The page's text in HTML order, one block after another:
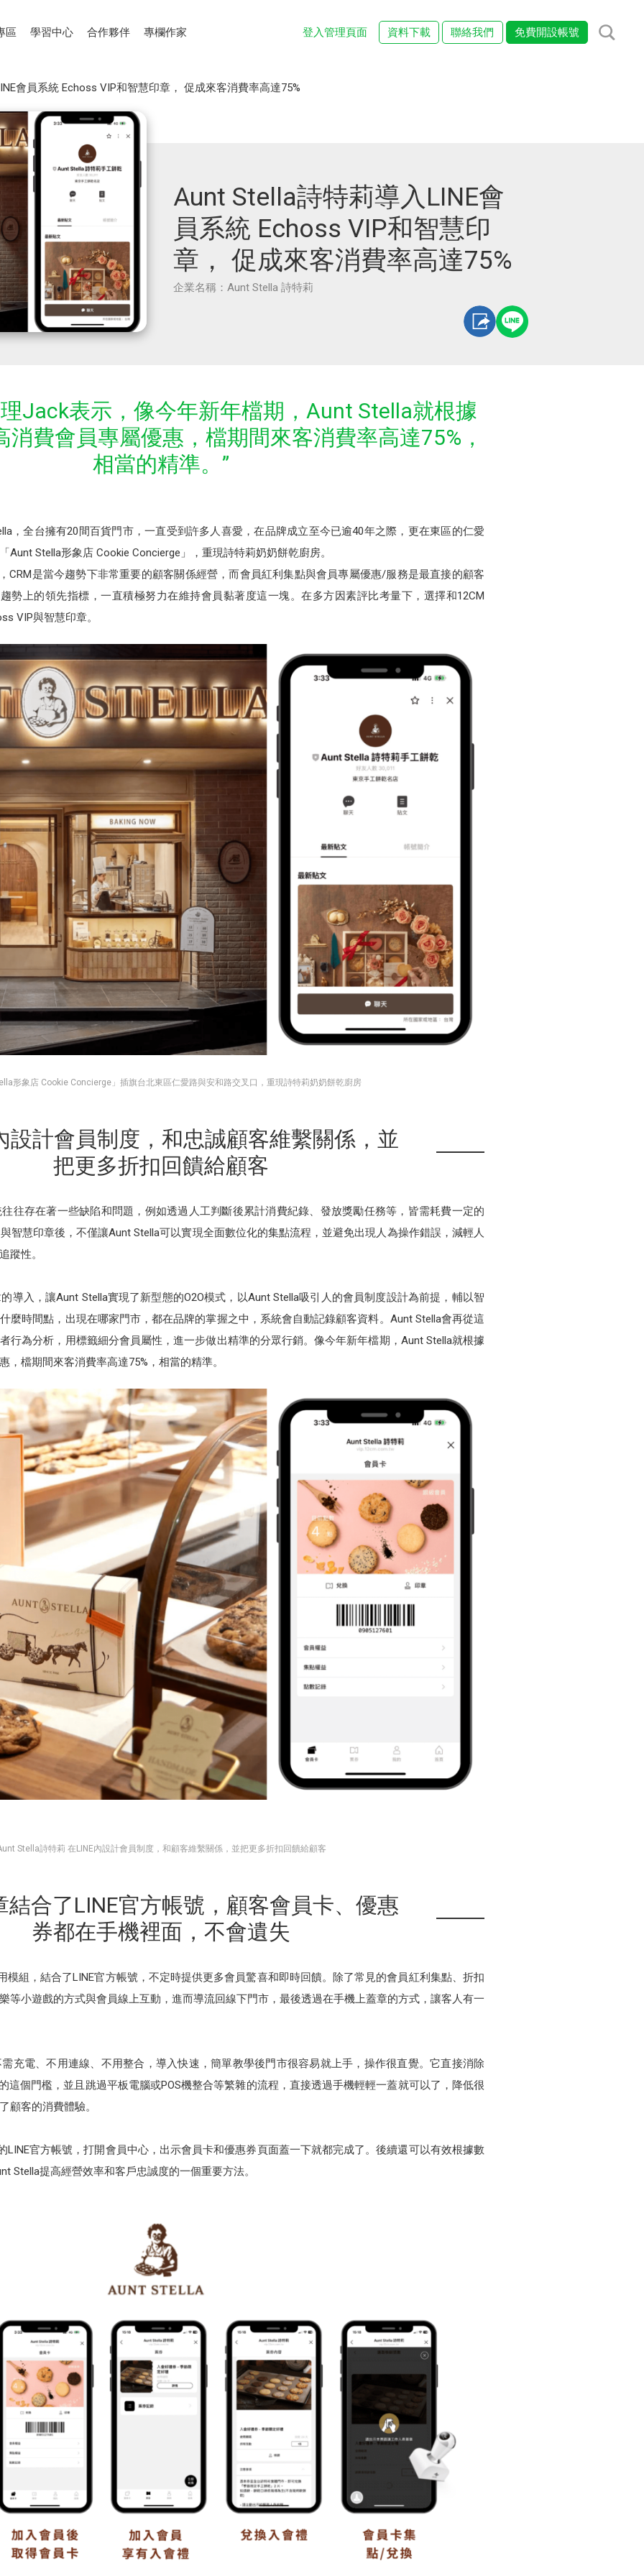
區 學習中心 合作夥伴 專欄作家 登入管理頁面 資料下載 聯絡我們 免費開設帳號
會員系統 Echoss VIP和智慧印章， 促成來客消費率高達75%
Aunt Stella詩特莉導入LINE會
員系統 Echoss VIP和智慧印
章， 促成來客消費率高達75%
企業名稱：Aunt Stella 詩特莉
Jack表示，像今年新年檔期，Aunt Stella就根據
費會員專屬優惠，檔期間來客消費率高達75%，
相當的精準。”
，全台擁有20間百貨門市，一直受到許多人喜愛，在品牌成立至今已逾40年之際，更在東區的仁愛
Aunt Stella形象店 Cookie Concierge」，重現詩特莉奶奶餅乾廚房。
CRM是當今趨勢下非常重要的顧客關係經營，而會員紅利集點與會員專屬優惠/服務是最直接的顧客
勢上的領先指標，一直積極努力在維持會員黏著度這一塊。在多方因素評比考量下，選擇和12CM
VIP與智慧印章。
形象店 Cookie Concierge」插旗台北東區仁愛路與安和路交叉口，重現詩特莉奶奶餅乾廚房
設計會員制度，和忠誠顧客維繫關係，並
把更多折扣回饋給顧客
往存在著一些缺陷和問題，例如透過人工判斷後累計消費紀錄、發放獎勵任務等，皆需耗費一定的
智慧印章後，不僅讓Aunt Stella可以實現全面數位化的集點流程，並避免出現人為操作錯誤，減輕人
蹤性。
導入，讓Aunt Stella實現了新型態的O2O模式，以Aunt Stella吸引人的會員制度設計為前提，輔以智
麼時間點，出現在哪家門市，都在品牌的掌握之中，系統會自動記錄顧客資料。Aunt Stella會再從這
行為分析，用標籤細分會員屬性，進一步做出精準的分眾行銷。像今年新年檔期，Aunt Stella就根據
，檔期間來客消費率高達75%，相當的精準。
Stella詩特莉 在LINE內設計會員制度，和顧客維繫關係，並把更多折扣回饋給顧客
結合了LINE官方帳號，顧客會員卡、優惠
券都在手機裡面，不會遺失
模組，結合了LINE官方帳號，不定時提供更多會員驚喜和即時回饋。除了常見的會員紅利集點、折扣
等小遊戲的方式與會員線上互動，進而導流回線下門市，最後透過在手機上蓋章的方式，讓客人有一
充電、不用連線、不用整合，導入快速，簡單教學後門市很容易就上手，操作很直覺。它直接消除
這個門檻，並且跳過平板電腦或POS機整合等繁雜的流程，直接透過手機輕輕一蓋就可以了，降低很
顧客的消費體驗。
LINE官方帳號，打開會員中心，出示會員卡和優惠券頁面蓋一下就都完成了。後續還可以有效根據數
Stella提高經營效率和客戶忠誠度的一個重要方法。